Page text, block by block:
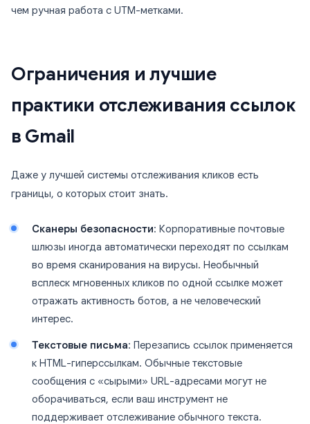
чем ручная работа с UTM-метками.
Ограничения и лучшие
практики отслеживания ссылок
в Gmail
Даже у лучшей системы отслеживания кликов есть
границы, о которых стоит знать.
Сканеры безопасности: Корпоративные почтовые
шлюзы иногда автоматически переходят по ссылкам
во время сканирования на вирусы. Необычный
всплеск мгновенных кликов по одной ссылке может
отражать активность ботов, а не человеческий
интерес.
Текстовые письма: Перезапись ссылок применяется
к HTML-гиперссылкам. Обычные текстовые
сообщения с «сырыми» URL-адресами могут не
оборачиваться, если ваш инструмент не
поддерживает отслеживание обычного текста.